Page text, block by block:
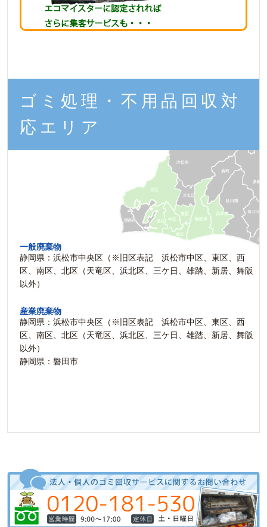
ゴミ処理・不用品回収対
応エリア
一般廃棄物
静岡県：浜松市中央区（※旧区表記 浜松市中区、東区、西
区、南区、北区（天竜区、浜北区、三ケ日、雄踏、新居、舞阪
以外）
産業廃棄物
静岡県：浜松市中央区（※旧区表記 浜松市中区、東区、西
区、南区、北区（天竜区、浜北区、三ケ日、雄踏、新居、舞阪
以外）
静岡県：磐田市